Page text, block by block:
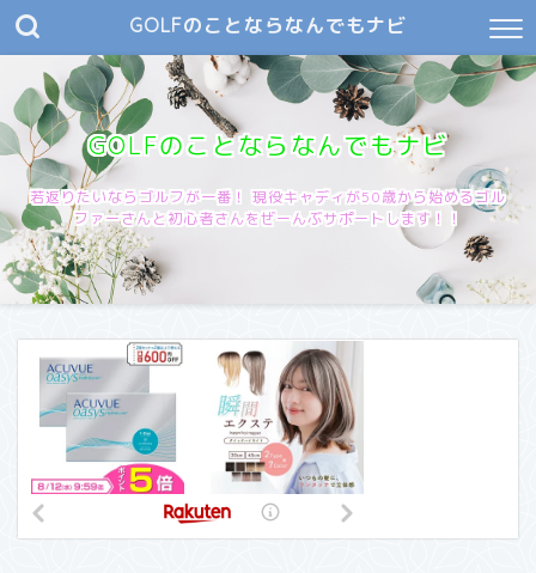
GOLFのことならなんでもナビ
GOLFのことならなんでもナビ
若返りたいならゴルフが一番！ 現役キャディが50歳から始めるゴル
ファーさんと初心者さんをぜーんぶサポートします！！